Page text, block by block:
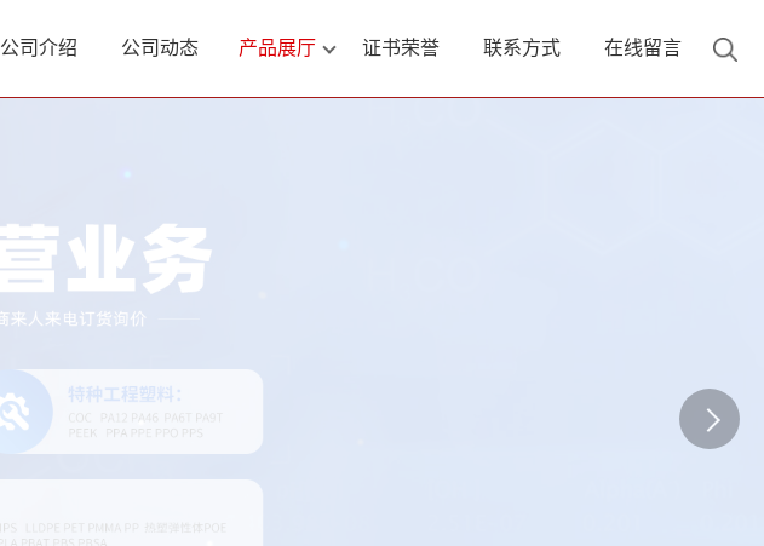
公司介绍 公司动态 产品展厅 证书荣誉 联系方式 在线留言